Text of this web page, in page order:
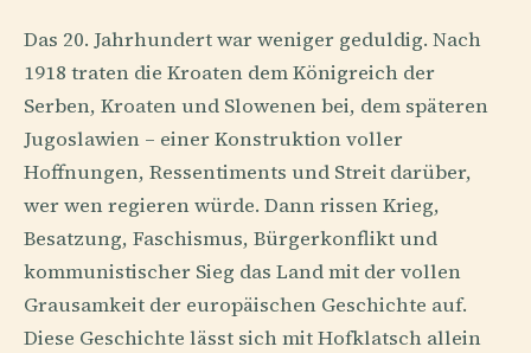
Das 20. Jahrhundert war weniger geduldig. Nach
1918 traten die Kroaten dem Königreich der
Serben, Kroaten und Slowenen bei, dem späteren
Jugoslawien – einer Konstruktion voller
Hoffnungen, Ressentiments und Streit darüber,
wer wen regieren würde. Dann rissen Krieg,
Besatzung, Faschismus, Bürgerkonflikt und
kommunistischer Sieg das Land mit der vollen
Grausamkeit der europäischen Geschichte auf.
Diese Geschichte lässt sich mit Hofklatsch allein